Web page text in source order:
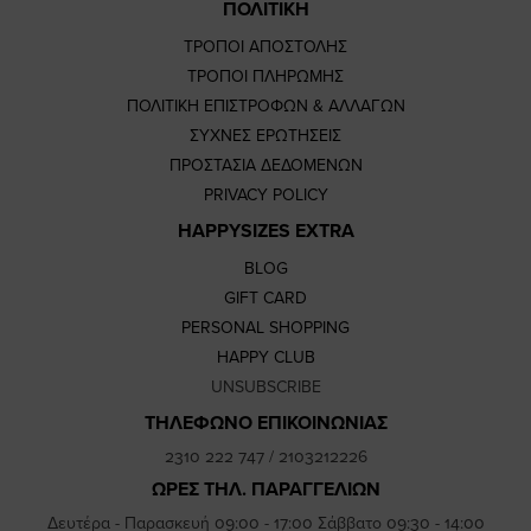
ΠΟΛΙΤΙΚΗ
ΤΡΟΠΟΙ ΑΠΟΣΤΟΛΗΣ
ΤΡΟΠΟΙ ΠΛΗΡΩΜΗΣ
ΠΟΛΙΤΙΚΗ ΕΠΙΣΤΡΟΦΩΝ & ΑΛΛΑΓΩΝ
ΣΥΧΝΕΣ ΕΡΩΤΗΣΕΙΣ
ΠΡΟΣΤΑΣΙΑ ΔΕΔΟΜΕΝΩΝ
PRIVACY POLICY
HAPPYSIZES EXTRA
BLOG
GIFT CARD
PERSONAL SHOPPING
HAPPY CLUB
UNSUBSCRIBE
ΤΗΛΕΦΩΝΟ ΕΠΙΚΟΙΝΩΝΙΑΣ
2310 222 747/ 2103212226
ΩΡΕΣ ΤΗΛ. ΠΑΡΑΓΓΕΛΙΩΝ
Δευτέρα - Παρασκευή 09:00 - 17:00 Σάββατο 09:30 - 14:00